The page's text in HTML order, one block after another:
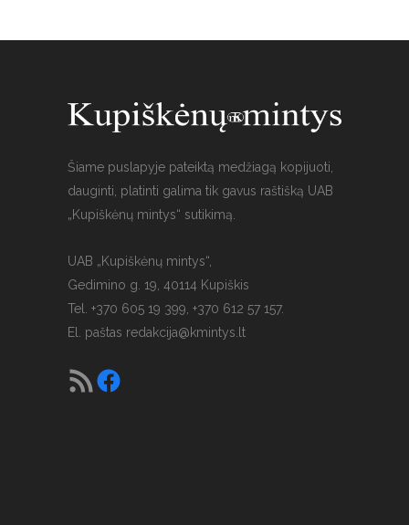
Šiame puslapyje pateiktą medžiagą kopijuoti,
dauginti, platinti galima tik gavus raštišką UAB
„Kupiškėnų mintys“ sutikimą.
UAB „Kupiškėnų mintys“,
Gedimino g. 19, 40114 Kupiškis
Tel. +370 605 19 399, +370 612 57 157.
El. paštas redakcija@kmintys.lt